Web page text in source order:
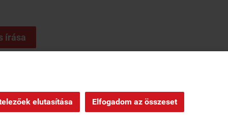
elutasítása Elfogadom az összeset
írása
|Oldaltérkép|